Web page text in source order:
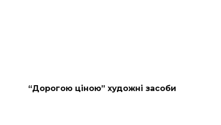
“Дорогою ціною” художні засоби